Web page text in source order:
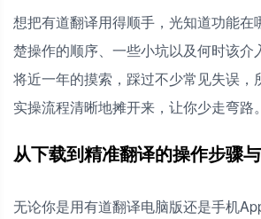
想把有道翻译用得顺手，光知道功能在
楚操作的顺序、一些小坑以及何时该介
将近一年的摸索，踩过不少常见失误，
实操流程清晰地摊开来，让你少走弯路。
从下载到精准翻译的操作步骤
无论你是用有道翻译电脑版还是手机